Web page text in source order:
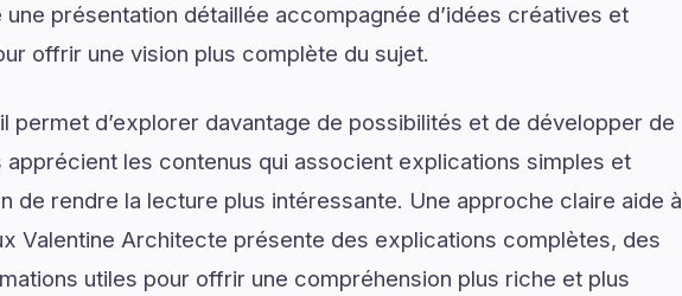
présentation détaillée accompagnée d’idées créatives et
offrir une vision plus complète du sujet.
permet d’explorer davantage de possibilités et de développer de
les contenus qui associent explications simples et
de rendre la lecture plus intéressante. Une approche claire aide à
Valentine Architecte présente des explications complètes, des
utiles pour offrir une compréhension plus riche et plus